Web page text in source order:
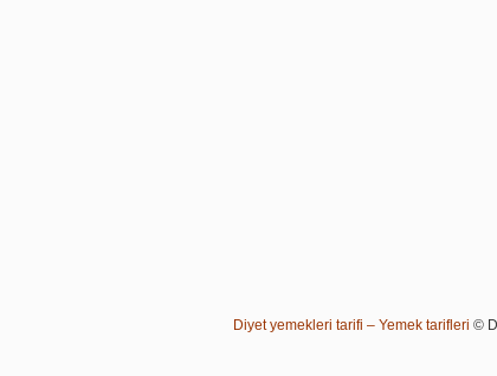
Diyet yemekleri tarifi – Yemek tarifleri ©